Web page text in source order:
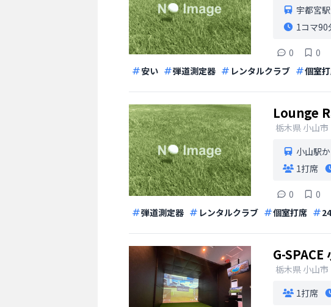
宇都宮
1コマ90
0
0
安い
弾道測定器 レンタルクラブ 個室
Lounge
栃木県 小山市
小山駅
1打席
0
0
弾道測定器
レンタルクラブ 個室打席
G-SPACE
栃木県 小山市
1打席